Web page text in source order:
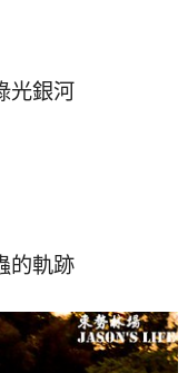
光銀河
的軌跡